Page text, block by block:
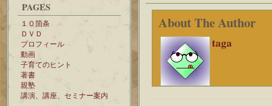
PAGES
１０箇条
ＤＶＤ
プロフィール
動画
子育てのヒント
著書
親塾
講演、講座、セミナー案内
About The Author
taga